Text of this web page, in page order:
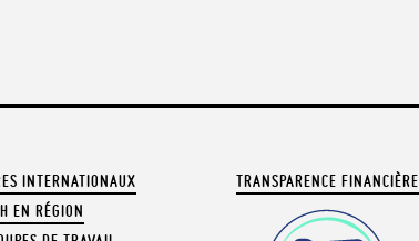
INTERNATIONAUX
EN RÉGION
TRANSPARENCE FINANCIÈRE